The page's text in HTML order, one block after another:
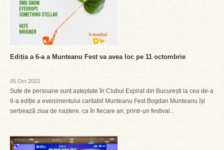
Ediția a 6-a a Munteanu Fest va avea loc pe 11 octombrie
05 Oct 2022
Sute de persoane sunt așteptate în Clubul Expirat din București la cea de-a
6-a ediție a evenimentului caritabil Munteanu Fest.Bogdan Munteanu își
serbează ziua de naștere, ca în fiecare an, printr-un festival...